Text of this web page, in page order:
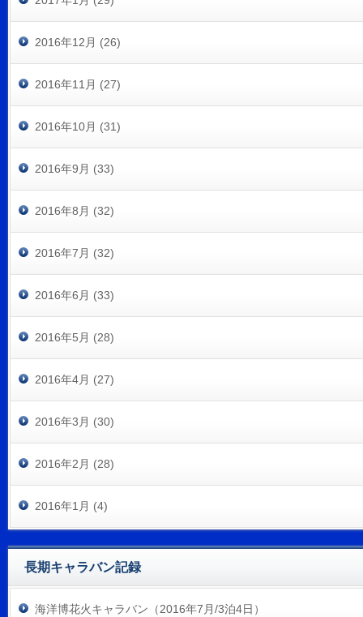
2016年12月 (26)
2016年11月 (27)
2016年10月 (31)
2016年9月 (33)
2016年8月 (32)
2016年7月 (32)
2016年6月 (33)
2016年5月 (28)
2016年4月 (27)
2016年3月 (30)
2016年2月 (28)
2016年1月 (4)
長期キャラバン記録
海洋博花火キャラバン（2016年7月/3泊4日）